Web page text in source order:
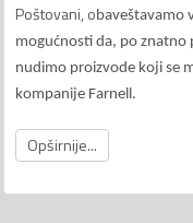
Poštovani, o baveštavamo
mogućnosti da, po
nudimo proizvode koji se
kompanije Farnell.
Opširnije...